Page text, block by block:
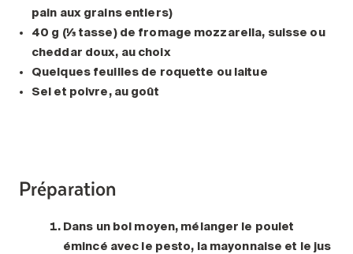
pain aux grains entiers)
40 g (⅓ tasse) de fromage mozzarella, suisse ou
cheddar doux, au choix
Quelques feuilles de roquette ou laitue
Sel et poivre, au goût
Préparation
Dans un bol moyen, mélanger le poulet
émincé avec le pesto, la mayonnaise et le jus